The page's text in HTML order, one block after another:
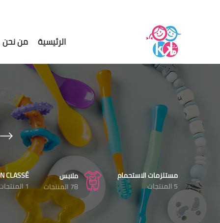
الرئيسية من نحن
مستلزمات الاستحمام
5 المنتجات
ملابس
78 المنتجات
CLASSÉ
1 المنتجات